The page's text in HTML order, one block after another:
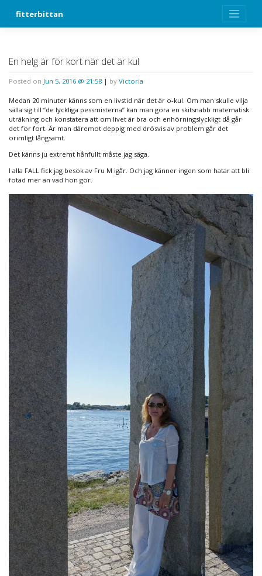
fitterbittan
En helg är för kort när det är kul
Posted on Jun 5, 2016 @ 21:58 | by Victoria
Medan 20 minuter känns som en livstid när det är o-kul. Om man skulle vilja
sälla sig till “de lyckliga pessmisterna” kan man göra en skitsnabb matematisk
uträkning och konstatera att om livet är bra och enhörningslyckligt då går
det för fort. Är man däremot deppig med drösvis av problem går det
orimligt långsamt.
Det känns ju extremt hånfullt måste jag säga.
I alla FALL fick jag besök av Fru M igår. Och jag känner ingen som hatar att bli
fotad mer än vad hon gör.